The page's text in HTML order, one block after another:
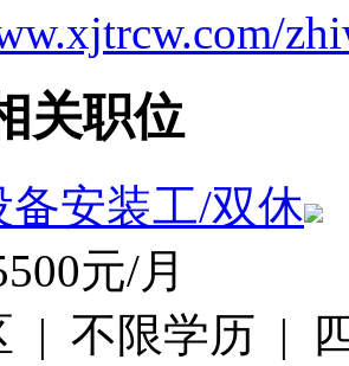
关职位
备安装工/双休
元/月
| 不限学历 |